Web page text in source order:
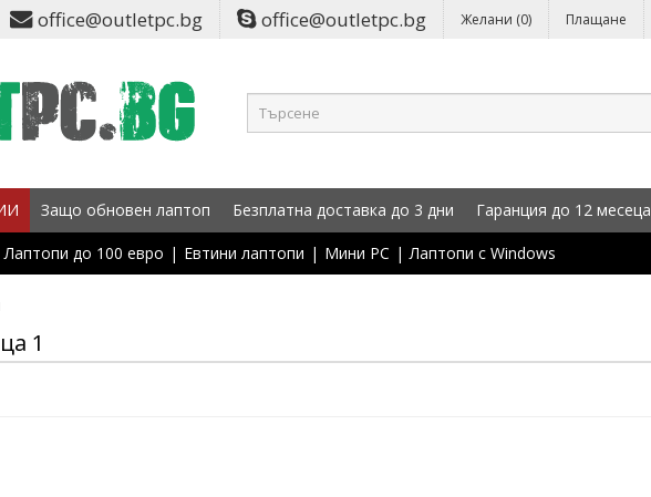
office@outletpc.bg office@outletpc.bg Желани (0) Плащане
Защо обновен лаптоп Безплатна доставка до 3 дни Гаранция до 12 месеца
Лаптопи до 100 евро | Евтини лаптопи | Мини PC | Лаптопи с Windows
1